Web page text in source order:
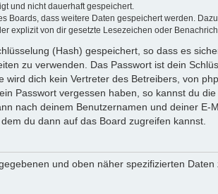
und nicht dauerhaft gespeichert.
Boards, dass weitere Daten gespeichert werden.
explizit von dir gesetzte Lesezeichen oder
(Hash) gespeichert, so dass es
zu verwenden. Das Passwort ist dein
dich kein Vertreter des Betreibers, von
Passwort vergessen haben, so kannst du
nach deinem Benutzernamen und deiner E-
du dann auf das Board zugreifen kannst.
und oben näher spezifizierten